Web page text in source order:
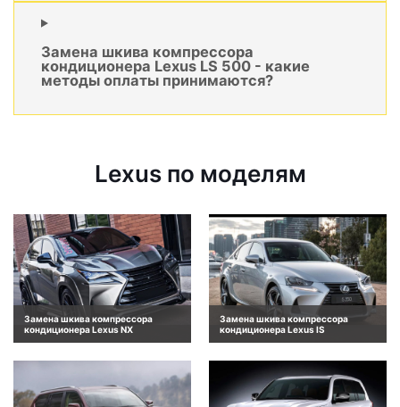
Замена шкива компрессора
кондиционера Lexus LS 500 - какие
методы оплаты принимаются?
Lexus по моделям
Замена шкива компрессора
кондиционера Lexus NX
Замена шкива компрессора
кондиционера Lexus IS